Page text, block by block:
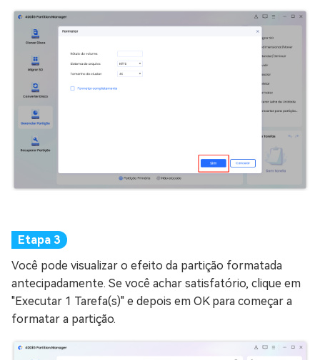
Você pode visualizar o efeito da partição formatada
antecipadamente. Se você achar satisfatório, clique em
"Executar 1 Tarefa(s)" e depois em OK para começar a
formatar a partição.